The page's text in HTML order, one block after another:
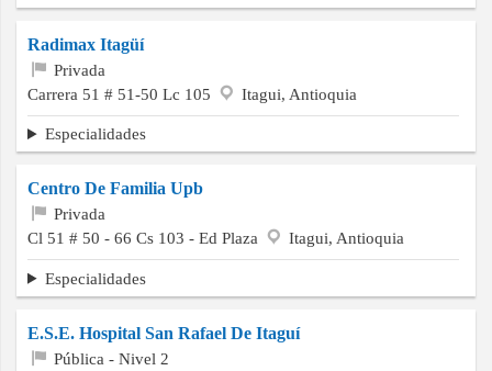
Radimax Itagüí
Privada
Carrera 51 # 51-50 Lc 105
Itagui, Antioquia
Especialidades
Centro De Familia Upb
Privada
Cl 51 # 50 - 66 Cs 103 - Ed Plaza
Itagui, Antioquia
Especialidades
E.S.E. Hospital San Rafael De Itaguí
Pública - Nivel 2